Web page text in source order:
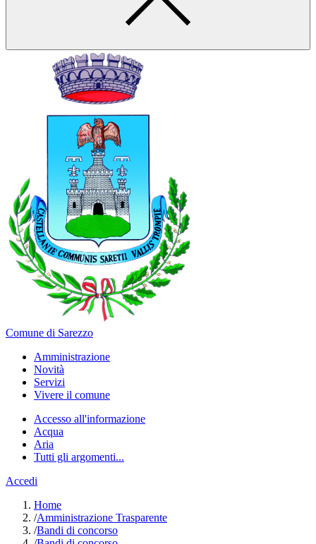
Comune di Sarezzo
Amministrazione
Novità
Servizi
Vivere il comune
Accesso all'informazione
Acqua
Aria
Tutti gli argomenti...
Accedi
Home
/Amministrazione Trasparente
/Bandi di concorso